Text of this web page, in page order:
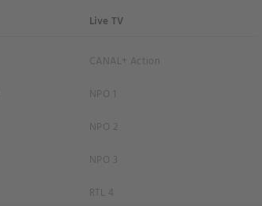
Live TV
CANAL+ Action
NPO 1
NPO 2
NPO 3
RTL 4